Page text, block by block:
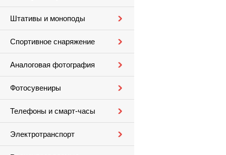
Штативы и моноподы
Спортивное снаряжение
Аналоговая фотография
Фотосувениры
Телефоны и смарт-часы
Электротранспорт